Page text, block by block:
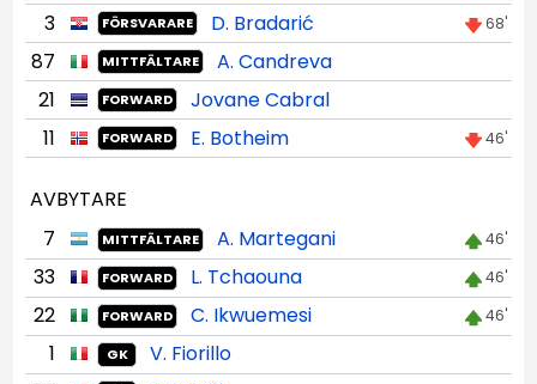
3 FÖRSVARARE D. Bradarić 68'
87 MITTFÄLTARE
A. Candreva
21
FORWARD
Jovane Cabral
11
FORWARD E. Botheim 46'
AVBYTARE
7
MITTFÄLTARE A. Martegani 46'
33 FORWARD L. Tchaouna 46'
22 FORWARD C. Ikwuemesi 46'
1 GK
V. Fiorillo